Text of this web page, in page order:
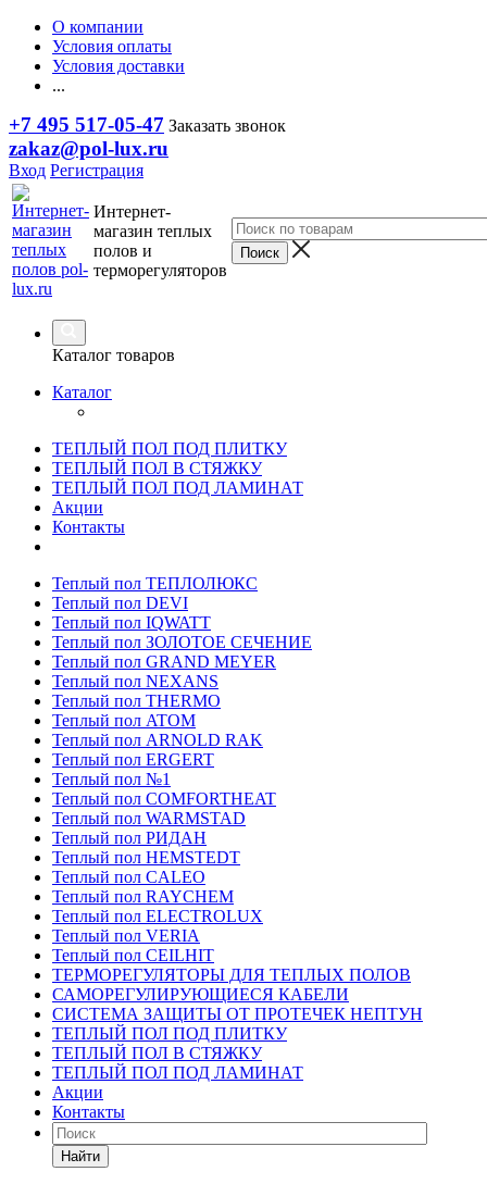
О компании
Условия оплаты
Условия доставки
...
+7 495 517-05-47 Заказать звонок
zakaz@pol-lux.ru
Вход Регистрация
Интернет-
магазин теплых
полов и
терморегуляторов
Каталог товаров
Каталог
ТЕПЛЫЙ ПОЛ ПОД ПЛИТКУ
ТЕПЛЫЙ ПОЛ В СТЯЖКУ
ТЕПЛЫЙ ПОЛ ПОД ЛАМИНАТ
Акции
Контакты
Теплый пол ТЕПЛОЛЮКС
Теплый пол DEVI
Теплый пол IQWATT
Теплый пол ЗОЛОТОЕ СЕЧЕНИЕ
Теплый пол GRAND MEYER
Теплый пол NEXANS
Теплый пол THERMO
Теплый пол ATOM
Теплый пол ARNOLD RAK
Теплый пол ERGERT
Теплый пол №1
Теплый пол COMFORTHEAT
Теплый пол WARMSTAD
Теплый пол РИДАН
Теплый пол HEMSTEDT
Теплый пол CALEO
Теплый пол RAYCHEM
Теплый пол ELECTROLUX
Теплый пол VERIA
Теплый пол CEILHIT
ТЕРМОРЕГУЛЯТОРЫ ДЛЯ ТЕПЛЫХ ПОЛОВ
САМОРЕГУЛИРУЮЩИЕСЯ КАБЕЛИ
СИСТЕМА ЗАЩИТЫ ОТ ПРОТЕЧЕК НЕПТУН
ТЕПЛЫЙ ПОЛ ПОД ПЛИТКУ
ТЕПЛЫЙ ПОЛ В СТЯЖКУ
ТЕПЛЫЙ ПОЛ ПОД ЛАМИНАТ
Акции
Контакты
Найти